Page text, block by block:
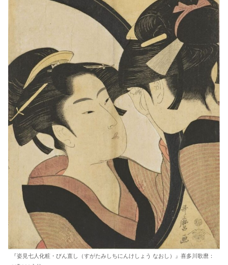
『姿見七人化粧・びん直し（すがたみしちにんけしょう なおし）』喜多川歌麿：